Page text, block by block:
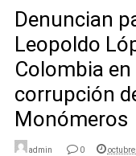
Denuncian
Leopoldo
Colombia
corrupción
Monómeros
admin 0